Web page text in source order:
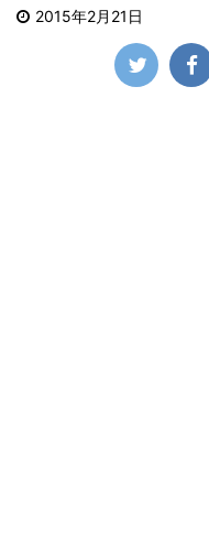
2015年2月21日